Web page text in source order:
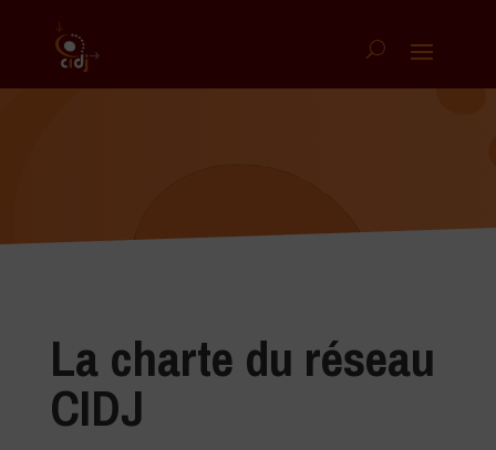
La charte du réseau
CIDJ